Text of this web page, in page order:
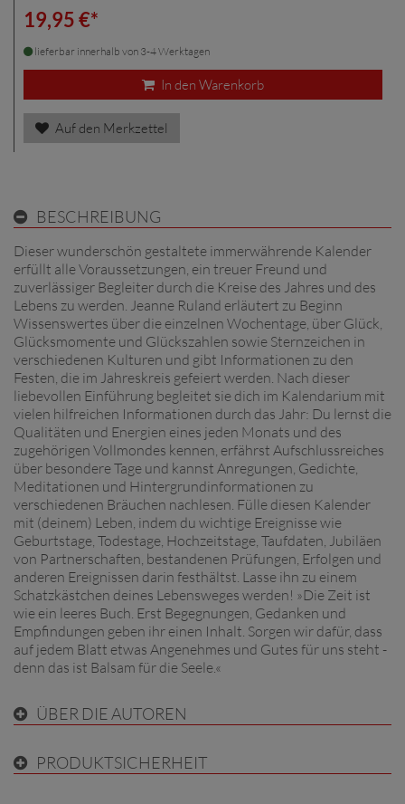
19,95 €*
lieferbar innerhalb von 3-4 Werktagen
In den Warenkorb
Auf den Merkzettel
BESCHREIBUNG
Dieser wunderschön gestaltete immerwährende Kalender
erfüllt alle Voraussetzungen, ein treuer Freund und
zuverlässiger Begleiter durch die Kreise des Jahres und des
Lebens zu werden. Jeanne Ruland erläutert zu Beginn
Wissenswertes über die einzelnen Wochentage, über Glück,
Glücksmomente und Glückszahlen sowie Sternzeichen in
verschiedenen Kulturen und gibt Informationen zu den
Festen, die im Jahreskreis gefeiert werden. Nach dieser
liebevollen Einführung begleitet sie dich im Kalendarium mit
vielen hilfreichen Informationen durch das Jahr: Du lernst die
Qualitäten und Energien eines jeden Monats und des
zugehörigen Vollmondes kennen, erfährst Aufschlussreiches
über besondere Tage und kannst Anregungen, Gedichte,
Meditationen und Hintergrundinformationen zu
verschiedenen Bräuchen nachlesen. Fülle diesen Kalender
mit (deinem) Leben, indem du wichtige Ereignisse wie
Geburtstage, Todestage, Hochzeitstage, Taufdaten, Jubiläen
von Partnerschaften, bestandenen Prüfungen, Erfolgen und
anderen Ereignissen darin festhältst. Lasse ihn zu einem
Schatzkästchen deines Lebensweges werden! »Die Zeit ist
wie ein leeres Buch. Erst Begegnungen, Gedanken und
Empfindungen geben ihr einen Inhalt. Sorgen wir dafür, dass
auf jedem Blatt etwas Angenehmes und Gutes für uns steht -
denn das ist Balsam für die Seele.«
ÜBER DIE AUTOREN
PRODUKTSICHERHEIT